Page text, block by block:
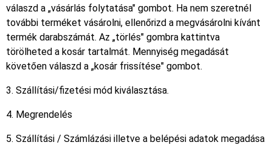
válaszd a „vásárlás folytatása" gombot. Ha nem szeretnél
további terméket vásárolni, ellenőrizd a megvásárolni kívánt
termék darabszámát. Az „törlés" gombra kattintva
törölheted a kosár tartalmát. Mennyiség megadását
követően válaszd a „kosár frissítése" gombot.
3. Szállítási/fizetési mód kiválasztása.
4. Megrendelés
5. Szállítási / Számlázási illetve a belépési adatok megadása